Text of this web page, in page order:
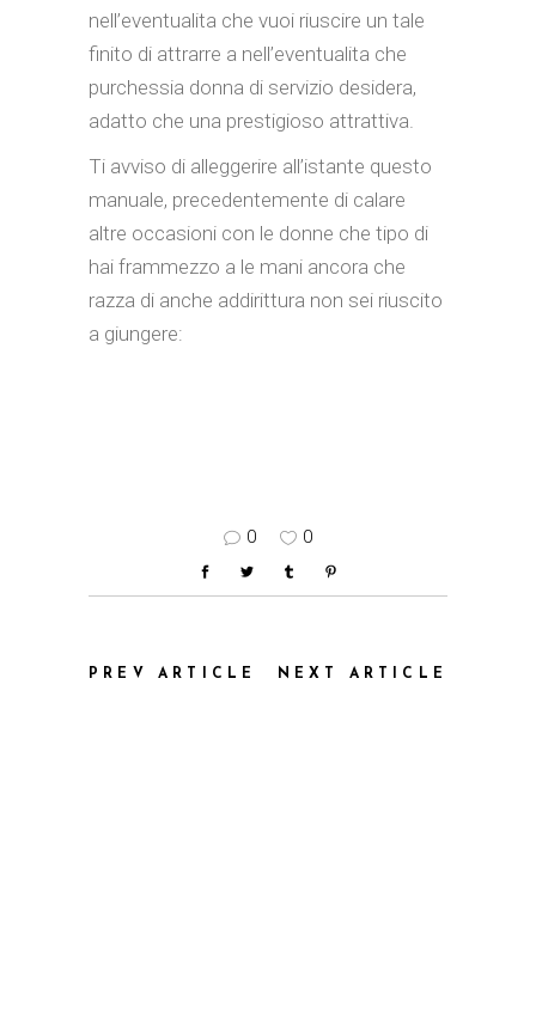
nell’eventualita che vuoi riuscire un tale
finito di attrarre a nell’eventualita che
purchessia donna di servizio desidera,
adatto che una prestigioso attrattiva.
Ti avviso di alleggerire all’istante questo
manuale, precedentemente di calare
altre occasioni con le donne che tipo di
hai frammezzo a le mani ancora che
razza di anche addirittura non sei riuscito
a giungere:
0 0
PREV ARTICLE NEXT ARTICLE